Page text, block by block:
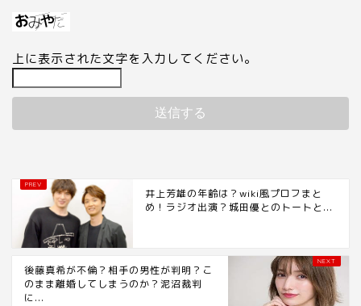
上に表示された文字を入力してください。
井上芳雄の年齢は？wiki風プロフまと
め！ラジオ出演？城田優とのトートと...
後藤真希が不倫？相手の男性が判明？こ
のまま離婚してしまうのか？泥沼裁判
に...